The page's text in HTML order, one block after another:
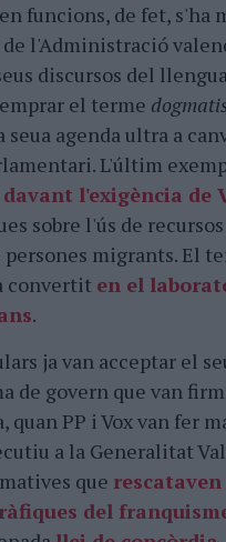
funcions, de fet, s'ha
de l'Administració
discursos del
el terme
seua agenda ultra a
L'últim
l'exigència de
sobre l'ús de
persones migrants. El
convertit en el
.
ja van acceptar el
de govern que van
quan PP i Vox van fer
a la Generalitat
que
del